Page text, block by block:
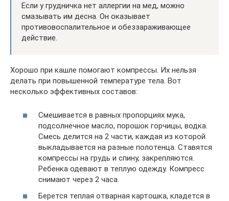
Если у грудничка нет аллергии на мед, можно
смазывать им десна. Он оказывает
противовоспалительное и обеззараживающее
действие.
Хорошо при кашле помогают компрессы. Их нельзя
делать при повышенной температуре тела. Вот
несколько эффективных составов:
Смешивается в равных пропорциях мука,
подсолнечное масло, порошок горчицы, водка.
Смесь делится на 2 части, каждая из которой
выкладывается на разные полотенца. Ставятся
компрессы на грудь и спину, закрепляются.
Ребенка одевают в теплую одежду. Компресс
снимают через 2 часа.
Берется теплая отварная картошка, кладется в